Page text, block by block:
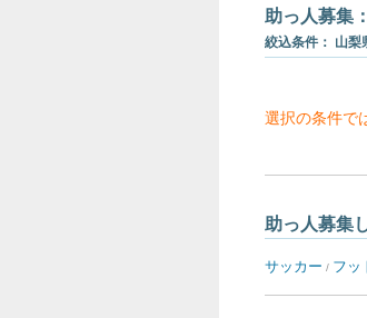
助っ人募集
絞込条件： 山梨
選択の条件で
助っ人募集
サッカー / フッ